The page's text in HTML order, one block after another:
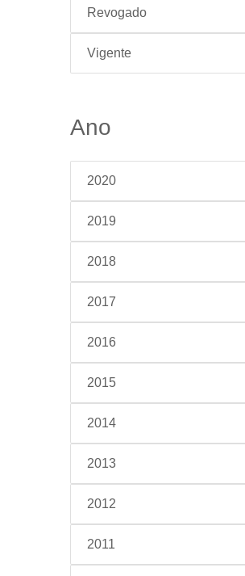
Revogado
Vigente
Ano
2020
2019
2018
2017
2016
2015
2014
2013
2012
2011